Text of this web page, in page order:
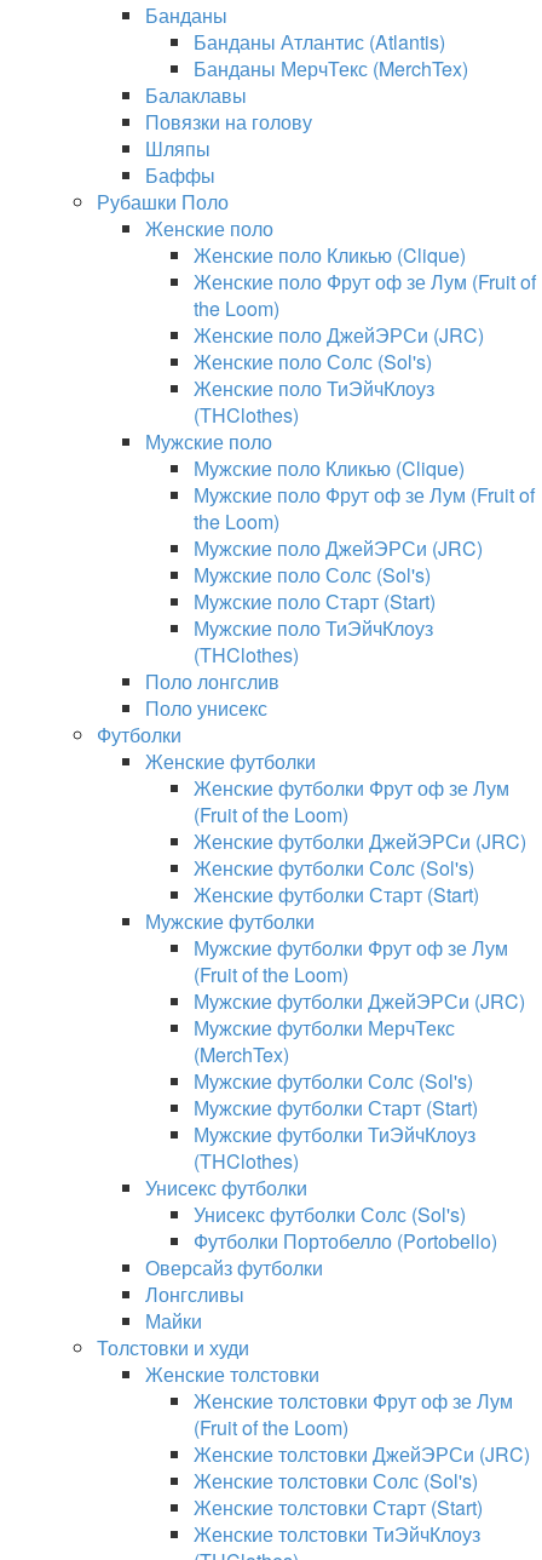
Банданы
Банданы Атлантис (Atlantis)
Банданы МерчТекс (MerchTex)
Балаклавы
Повязки на голову
Шляпы
Баффы
Рубашки Поло
Женские поло
Женские поло Кликью (Clique)
Женские поло Фрут оф зе Лум (Fruit of
the Loom)
Женские поло ДжейЭРСи (JRC)
Женские поло Солс (Sol's)
Женские поло ТиЭйчКлоуз
(THClothes)
Мужские поло
Мужские поло Кликью (Clique)
Мужские поло Фрут оф зе Лум (Fruit of
the Loom)
Мужские поло ДжейЭРСи (JRC)
Мужские поло Солс (Sol's)
Мужские поло Старт (Start)
Мужские поло ТиЭйчКлоуз
(THClothes)
Поло лонгслив
Поло унисекс
Футболки
Женские футболки
Женские футболки Фрут оф зе Лум
(Fruit of the Loom)
Женские футболки ДжейЭРСи (JRC)
Женские футболки Солс (Sol's)
Женские футболки Старт (Start)
Мужские футболки
Мужские футболки Фрут оф зе Лум
(Fruit of the Loom)
Мужские футболки ДжейЭРСи (JRC)
Мужские футболки МерчТекс
(MerchTex)
Мужские футболки Солс (Sol's)
Мужские футболки Старт (Start)
Мужские футболки ТиЭйчКлоуз
(THClothes)
Унисекс футболки
Унисекс футболки Солс (Sol's)
Футболки Портобелло (Portobello)
Оверсайз футболки
Лонгсливы
Майки
Толстовки и худи
Женские толстовки
Женские толстовки Фрут оф зе Лум
(Fruit of the Loom)
Женские толстовки ДжейЭРСи (JRC)
Женские толстовки Солс (Sol's)
Женские толстовки Старт (Start)
Женские толстовки ТиЭйчКлоуз